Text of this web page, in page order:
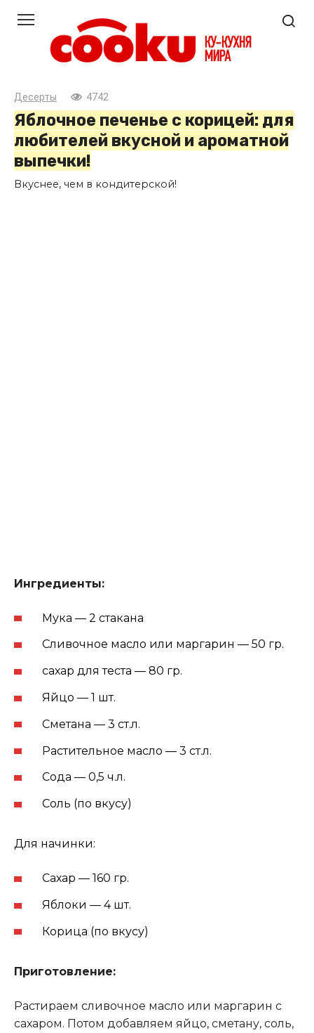
контенту
Десерты 4742
Яблочное печенье с корицей: для
любителей вкусной и ароматной
выпечки!
Вкуснее, чем в кондитерской!
Ингредиенты:
Мука — 2 стакана
Сливочное масло или маргарин — 50 гр.
сахар для теста — 80 гр.
Яйцо — 1 шт.
Сметана — 3 ст.л.
Растительное масло — 3 ст.л.
Сода — 0,5 ч.л.
Соль (по вкусу)
Для начинки:
Сахар — 160 гр.
Яблоки — 4 шт.
Корица (по вкусу)
Приготовление:
Растираем сливочное масло или маргарин с
сахаром. Потом добавляем яйцо, сметану, соль,